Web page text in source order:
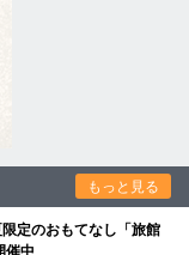
もっと見る
限定のおもてなし「旅館
催中